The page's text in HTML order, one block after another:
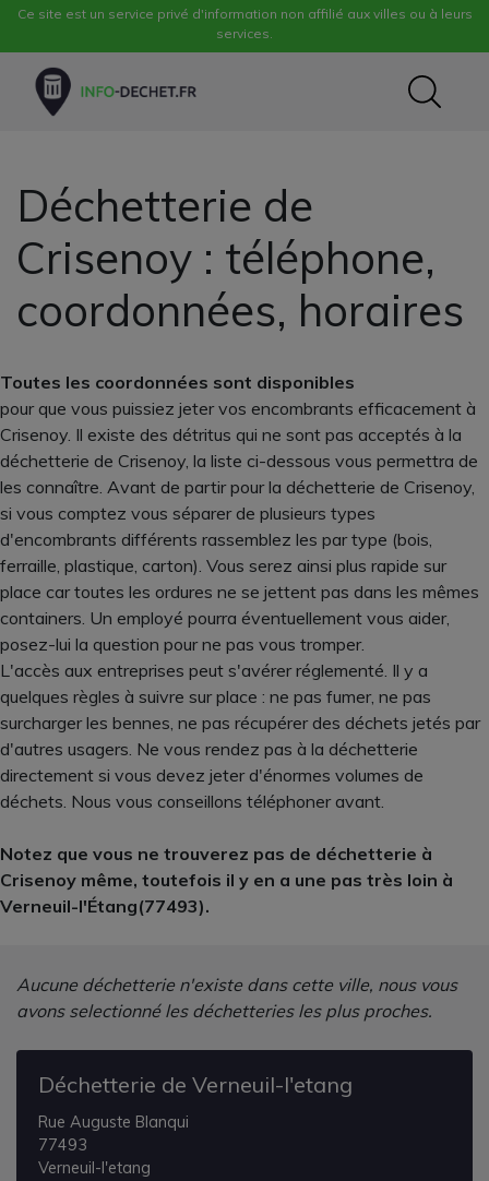
Ce site est un service privé d'information non affilié aux villes ou à leurs
services.
Déchetterie de
Crisenoy : téléphone,
coordonnées, horaires
Toutes les coordonnées sont disponibles
pour que vous puissiez jeter vos encombrants efficacement à
Crisenoy. Il existe des détritus qui ne sont pas acceptés à la
déchetterie de Crisenoy, la liste ci-dessous vous permettra de
les connaître. Avant de partir pour la déchetterie de Crisenoy,
si vous comptez vous séparer de plusieurs types
d'encombrants différents rassemblez les par type (bois,
ferraille, plastique, carton). Vous serez ainsi plus rapide sur
place car toutes les ordures ne se jettent pas dans les mêmes
containers. Un employé pourra éventuellement vous aider,
posez-lui la question pour ne pas vous tromper.
L'accès aux entreprises peut s'avérer réglementé. Il y a
quelques règles à suivre sur place : ne pas fumer, ne pas
surcharger les bennes, ne pas récupérer des déchets jetés par
d'autres usagers. Ne vous rendez pas à la déchetterie
directement si vous devez jeter d'énormes volumes de
déchets. Nous vous conseillons téléphoner avant.
Notez que vous ne trouverez pas de déchetterie à
Crisenoy même, toutefois il y en a une pas très loin à
Verneuil-l'Étang(77493).
Aucune déchetterie n'existe dans cette ville, nous vous
avons selectionné les déchetteries les plus proches.
Déchetterie de Verneuil-l'etang
Rue Auguste Blanqui
77493
Verneuil-l'etang